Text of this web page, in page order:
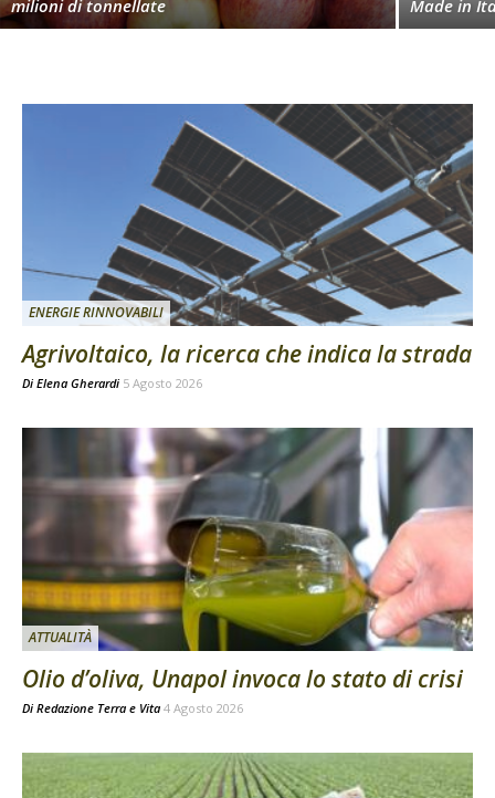
milioni di tonnellate
Made in
ENERGIE RINNOVABILI
Agrivoltaico, la ricerca che indica la strada
Di Elena Gherardi 5 Agosto 2026
ATTUALITÀ
Olio d’oliva, Unapol invoca lo stato di crisi
Di Redazione Terra e Vita 4 Agosto 2026